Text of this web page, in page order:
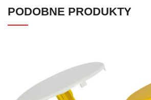
PODOBNE PRODUKTY